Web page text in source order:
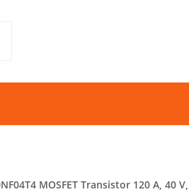
MOSFET Transistor 120 A, 40